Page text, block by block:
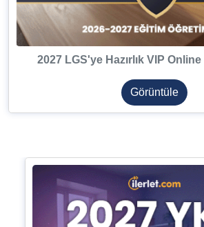
2027 LGS'ye Hazırlık VIP
Görüntüle